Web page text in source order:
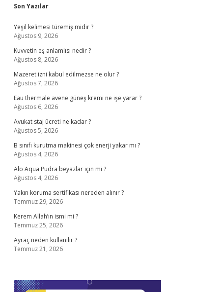
Sidebar
Son Yazılar
Yeşil kelimesi türemiş midir ?
Ağustos 9, 2026
Kuvvetin eş anlamlısı nedir ?
Ağustos 8, 2026
Mazeret izni kabul edilmezse ne olur ?
Ağustos 7, 2026
Eau thermale avene güneş kremi ne işe yarar ?
Ağustos 6, 2026
Avukat staj ücreti ne kadar ?
Ağustos 5, 2026
B sınıfı kurutma makinesi çok enerji yakar mı ?
Ağustos 4, 2026
Alo Aqua Pudra beyazlar için mi ?
Ağustos 4, 2026
Yakın koruma sertifikası nereden alınır ?
Temmuz 29, 2026
Kerem Allah’ın ismi mi ?
Temmuz 25, 2026
Ayraç neden kullanılır ?
Temmuz 21, 2026